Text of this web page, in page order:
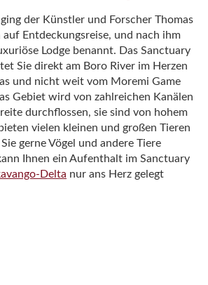
der Künstler und Forscher Thomas
auf Entdeckungsreise, und nach ihm
Lodge benannt. Das Sanctuary
Sie direkt am Boro River im Herzen
und nicht weit vom Moremi Game
Gebiet wird von zahlreichen Kanälen
durchflossen, sie sind von hohem
vielen kleinen und großen Tieren
gerne Vögel und andere Tiere
Ihnen ein Aufenthalt im Sanctuary
Delta nur ans Herz gelegt